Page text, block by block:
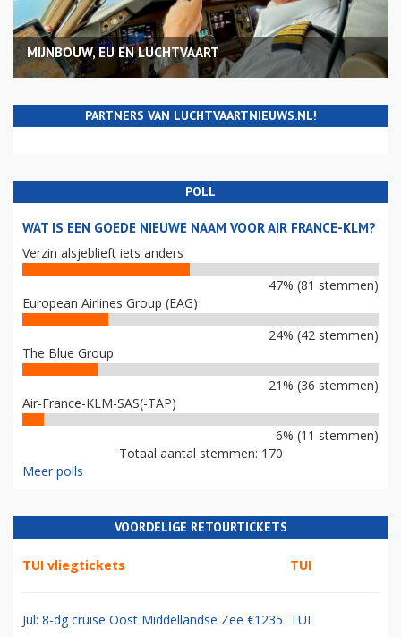
MIJNBOUW, EU EN LUCHTVAART
PARTNERS VAN LUCHTVAARTNIEUWS.NL!
POLL
WAT IS EEN GOEDE NIEUWE NAAM VOOR AIR FRANCE-KLM?
Verzin alsjeblieft iets anders
47% (81 stemmen)
European Airlines Group (EAG)
24% (42 stemmen)
The Blue Group
21% (36 stemmen)
Air-France-KLM-SAS(-TAP)
6% (11 stemmen)
Totaal aantal stemmen: 170
Meer polls
VOORDELIGE RETOURTICKETS
TUI vliegtickets TUI
Jul: 8-dg cruise Oost Middellandse Zee €1235 TUI